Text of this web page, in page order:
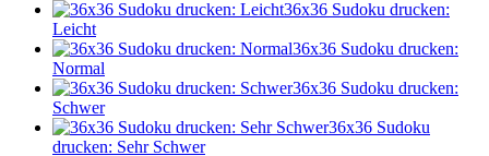
36x36 Sudoku drucken:
Leicht
36x36 Sudoku drucken:
Normal
36x36 Sudoku drucken:
Schwer
36x36 Sudoku
drucken: Sehr Schwer